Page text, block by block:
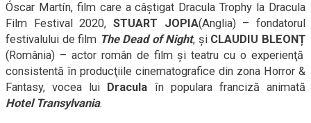
Óscar Martín, film care a câştigat Dracula Trophy la Dracula
Film Festival 2020, STUART JOPIA(Anglia) – fondatorul
festivalului de film The Dead of Night, și CLAUDIU BLEONȚ
(România) – actor român de film şi teatru cu o experienţă
consistentă în producţiile cinematografice din zona Horror &
Fantasy, vocea lui Dracula în populara franciză animată
Hotel Transylvania.